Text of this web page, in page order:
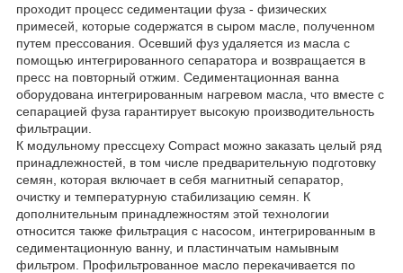
проходит процесс седиментации фуза - физических
примесей, которые содержатся в сыром масле, полученном
путем прессования. Осевший фуз удаляется из масла с
помощью интегрированного сепаратора и возвращается в
пресс на повторный отжим. Седиментационная ванна
оборудована интегрированным нагревом масла, что вместе с
сепарацией фуза гарантирует высокую производительность
фильтрации.
К модульному прессцеху Compact можно заказать целый ряд
принадлежностей, в том числе предварительную подготовку
семян, которая включает в себя магнитный сепаратор,
очистку и температурную стабилизацию семян. К
дополнительным принадлежностям этой технологии
относится также фильтрация с насосом, интегрированным в
седиментационную ванну, и пластинчатым намывным
фильтром. Профильтрованное масло перекачивается по